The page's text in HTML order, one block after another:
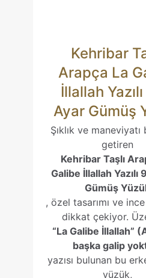
tarayıcıya kaydedilsin.
Kehribar
Arapça La
İllallah
Ayar Gümüş
Şıklık ve
getiren
Kehribar Taşlı
Galibe İllallah Yazılı
Gümüş
, özel tasarımı ve
dikkat çekiyor.
“La Galibe İllallah”
başka galip
yazısı bulunan bu
yüzük,